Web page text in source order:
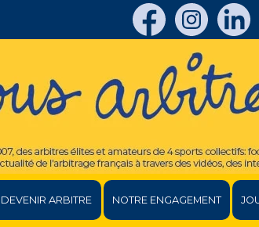
DEVENIR ARBITRE NOTRE ENGAGEMENT